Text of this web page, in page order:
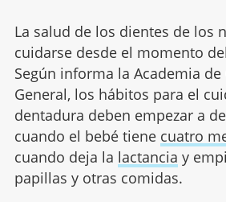
La salud de los dientes de los
cuidarse desde el momento
Según informa la Academia
General, los hábitos para el
dentadura deben empezar a
cuando el bebé tiene cuatro
cuando deja la lactancia y
papillas y otras comidas.